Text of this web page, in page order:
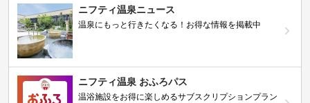
ニフティ温泉ニュース
温泉にもっと行きたくなる！お得な情報を掲載中
ニフティ温泉 おふろパス
温浴施設をお得に楽しめるサブスクリプションプラン